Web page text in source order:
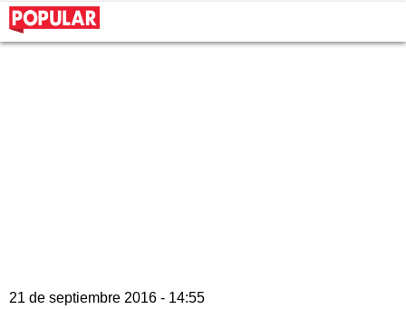
21 de septiembre 2016 - 14:55